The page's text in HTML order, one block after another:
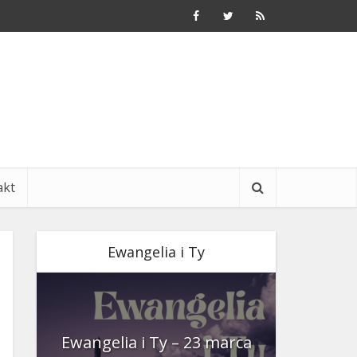
Ewangelia i Ty
Ewangelia i Ty – 23 marca